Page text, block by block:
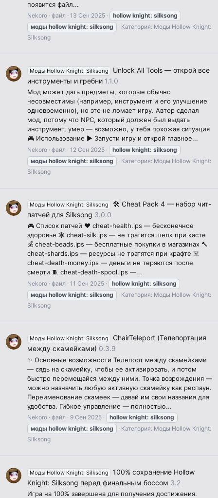
появится файл...
Nekoro файл 13 Сен 2025 hollow knight: silksong
моды hollow knight: silksong Категория: Моды Hollow Knight:
Silksong
Моды Hollow Knight: Silksong
Unlock All Tools — открой все
инструменты и гребни 1.1.0
Мод может дать предметы, которые обычно
несовместимы (например, инструмент и его улучшение
одновременно), но это не ломает игру. Автор сделал
мод, потому что NPC, который должен был выдать
инструмент, умер — возможно, у тебя похожая ситуация
🎮 Использование ▶️ Запусти игру и открой главное...
Nekoro файл 12 Сен 2025 hollow knight: silksong
моды hollow knight: silksong Категория: Моды Hollow Knight:
Silksong
Моды Hollow Knight: Silksong
🛠️ Cheat Pack 4 — набор чит-
патчей для Silksong 3.0.0
🎮 Список патчей ❤️ cheat-health.ips — бесконечное
здоровье 🕸 cheat-silk.ips — не тратится шелк при касте
💰 cheat-beads.ips — бесплатные покупки в магазинах 🔨
cheat-shards.ips — ресурсы не тратятся при крафте ☠️
cheat-death-money.ips — деньги не теряются после
смерти 🧵 cheat-death-spool.ips —...
Nekoro файл 11 Сен 2025 hollow knight: silksong
моды hollow knight: silksong Категория: Моды Hollow Knight:
Silksong
Моды Hollow Knight: Silksong
ChairTeleport (Телепортация
между скамейками) 0.3.9
✨ Основные возможности Телепорт между скамейками
— сядь на скамейку, чтобы ее активировать, и потом
быстро перемещайся между ними. Точка возрождения —
можно назначить любую активную скамейку как респаун.
Переименование скамеек — давай им свои названия для
удобства. Гибкое управление — полностью...
Nekoro файл 9 Сен 2025 hollow knight: silksong
моды hollow knight: silksong Категория: Моды Hollow Knight:
Silksong
Моды Hollow Knight: Silksong
100% сохранение Hollow
Knight: Silksong перед финальным боссом 3.2
Игра на 100% завершена для получения достижения.